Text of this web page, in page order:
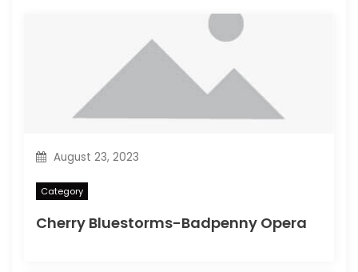
August 23, 2023
Category
Cherry Bluestorms-Badpenny Opera